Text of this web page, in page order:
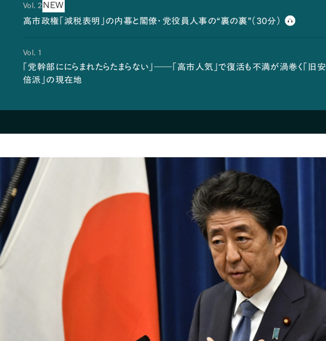
Vol. 2 NEW
高市政権「減税表明」の内幕と閣僚・党役員人事の“裏の裏”（30分）
Vol. 1
「党幹部ににらまれたらたまらない」――「高市人気」で復活も不満が渦巻く「旧安
倍派」の現在地